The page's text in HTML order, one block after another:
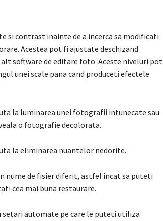
si contrast inainte de a incerca sa modificati
Acestea pot fi ajustate deschizand
software de editare foto. Aceste niveluri pot
unei scale pana cand produceti efectele
la luminarea unei fotografii intunecate sau
o fotografie decolorata.
la eliminarea nuantelor nedorite.
nume de fisier diferit, astfel incat sa puteti
cea mai buna restaurare.
automate pe care le puteti utiliza